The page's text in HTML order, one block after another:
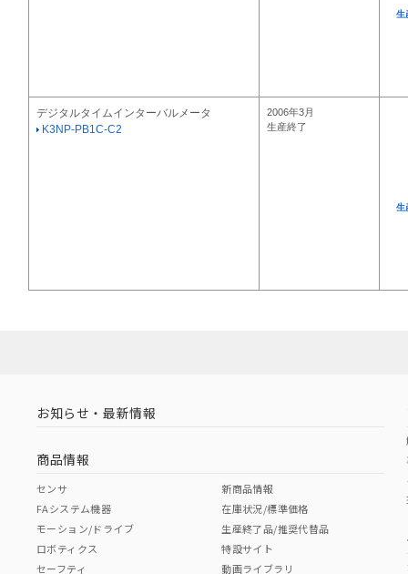
生
デジタルタイムインターバルメータ
K3NP-PB1C-C2
2006年3月
生産終了
生
お知らせ・最新情報
商品情報
センサ
FAシステム機器
モーション/ドライブ
ロボティクス
セーフティ
新商品情報
在庫状況/標準価格
生産終了品/推奨代替品
特設サイト
動画ライブラリ